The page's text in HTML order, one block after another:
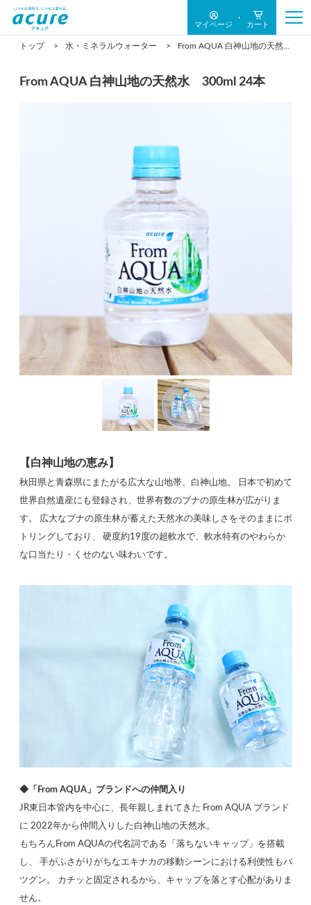
マイページ カート
トップ 水・ミネラルウォーター From AQUA 白神山地の天然水 300ml 24本
From AQUA 白神山地の天然水 300ml 24本
【白神山地の恵み】
秋田県と青森県にまたがる広大な山地帯、白神山地。 日本で初めて
世界自然遺産にも登録され、世界有数のブナの原生林が広がりま
す。 広大なブナの原生林が蓄えた天然水の美味しさをそのままにボ
トリングしており、 硬度約19度の超軟水で、軟水特有のやわらか
な口当たり・くせのない味わいです。
◆「From AQUA」ブランドへの仲間入り
JR東日本管内を中心に、長年親しまれてきた From AQUA ブランド
に 2022年から仲間入りした白神山地の天然水。
もちろんFrom AQUAの代名詞である「落ちないキャップ」を搭載
し、 手がふさがりがちなエキナカの移動シーンにおける利便性もバ
ツグン。 カチッと固定されるから、キャップを落とす心配がありま
せん。